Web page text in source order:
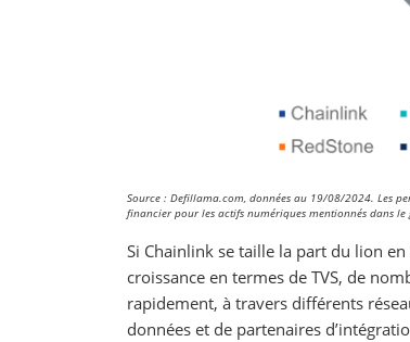
Source : Defillama.com, données au 19/08/2024. Les
financier pour les actifs numériques mentionnés dans le
Si Chainlink se taille la part du lion
croissance en termes de TVS, de
rapidement, à travers différents
données et de partenaires